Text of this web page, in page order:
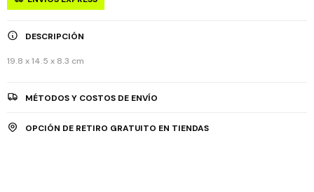
DESCRIPCIÓN
19.8 x 14.5 x 8.3 cm
MÉTODOS Y COSTOS DE ENVÍO
OPCIÓN DE RETIRO GRATUITO EN TIENDAS